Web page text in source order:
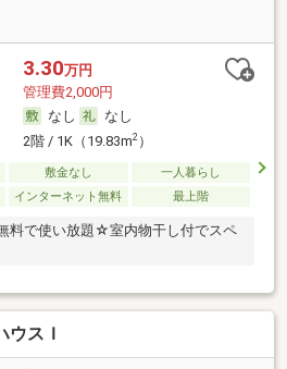
3.30万円
管理費2,000円
なし
なし
2階 / 1K（19.83m2）
敷金なし
一人暮らし
インターネット無料 最上階
料で使い放題☆室内物干し付でスペ
ウスＩ